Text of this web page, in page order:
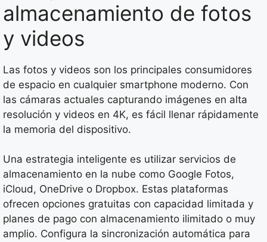
almacenamiento de fotos
y videos
Las fotos y videos son los principales consumidores
de espacio en cualquier smartphone moderno. Con
las cámaras actuales capturando imágenes en alta
resolución y videos en 4K, es fácil llenar rápidamente
la memoria del dispositivo.
Una estrategia inteligente es utilizar servicios de
almacenamiento en la nube como Google Fotos,
iCloud, OneDrive o Dropbox. Estas plataformas
ofrecen opciones gratuitas con capacidad limitada y
planes de pago con almacenamiento ilimitado o muy
amplio. Configura la sincronización automática para